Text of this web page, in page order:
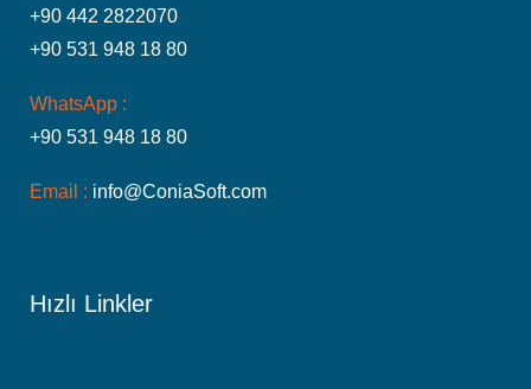
+90 442 2822070
+90 531 948 18 80
WhatsApp :
+90 531 948 18 80
Email : info@ConiaSoft.com
Hızlı Linkler